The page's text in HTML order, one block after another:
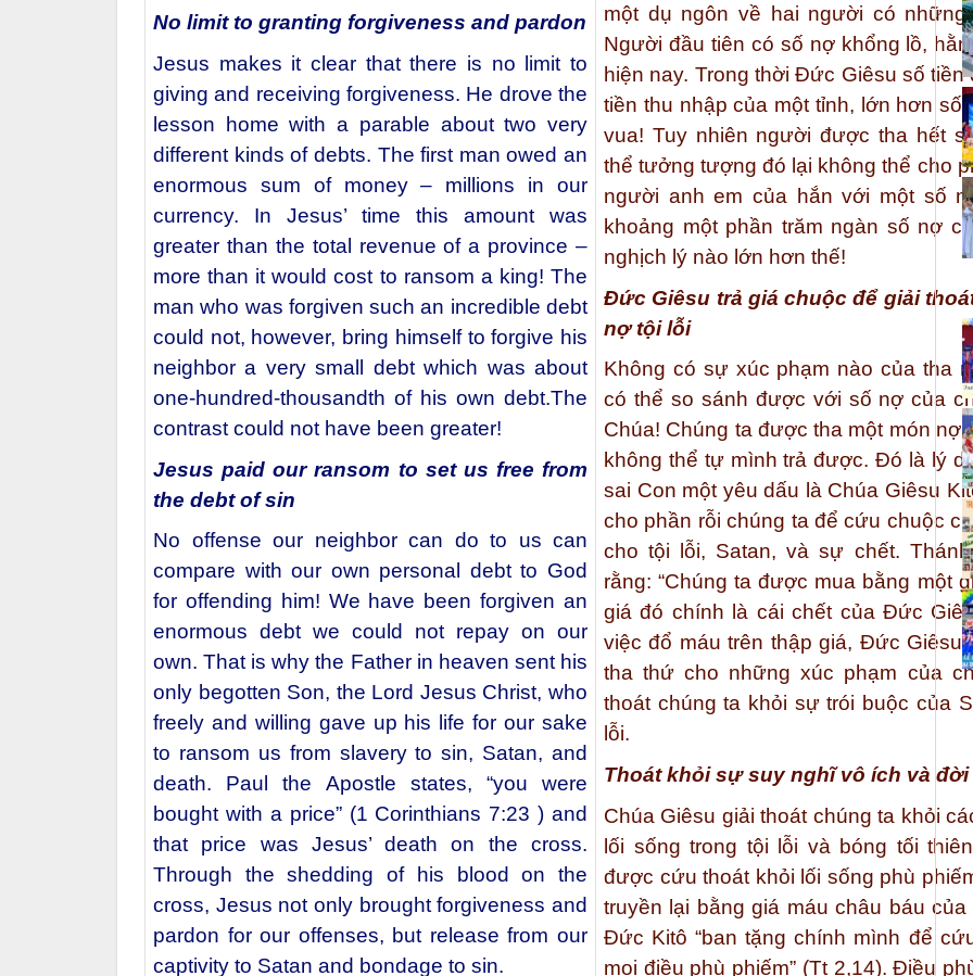
No limit to granting forgiveness and pardon
Jesus makes it clear that there is no limit to
giving and receiving forgiveness. He drove the
lesson home with a parable about two very
different kinds of debts. The first man owed an
enormous sum of money – millions in our
currency. In Jesus’ time this amount was
greater than the total revenue of a province –
more than it would cost to ransom a king! The
man who was forgiven such an incredible debt
could not, however, bring himself to forgive his
neighbor a very small debt which was about
one-hundred-thousandth of his own debt.The
contrast could not have been greater!
Jesus paid our ransom to set us free from
the debt of sin
No offense our neighbor can do to us can
compare with our own personal debt to God
for offending him! We have been forgiven an
enormous debt we could not repay on our
own. That is why the Father in heaven sent his
only begotten Son, the Lord Jesus Christ, who
freely and willing gave up his life for our sake
to ransom us from slavery to sin, Satan, and
death. Paul the Apostle states, “you were
bought with a price” (1 Corinthians 7:23 ) and
that price was Jesus’ death on the cross.
Through the shedding of his blood on the
cross, Jesus not only brought forgiveness and
pardon for our offenses, but release from our
captivity to Satan and bondage to sin.
một dụ ngôn về hai người có
Người đầu tiên có số nợ khổng lồ,
hiện nay. Trong thời Đức Giêsu số
tiền thu nhập của một tỉnh, lớn hơn số
vua! Tuy nhiên người được tha hết
thể tưởng tượng đó lại không thể cho
người anh em của hắn với một số
khoảng một phần trăm ngàn số nợ
nghịch lý nào lớn hơn thế!
Đức Giêsu trả giá chuộc để giải
nợ tội lỗi
Không có sự xúc phạm nào của tha
có thể so sánh được với số nợ của
Chúa! Chúng ta được tha một món nợ
không thể tự mình trả được. Đó là lý
sai Con một yêu dấu là Chúa Giêsu
cho phần rỗi chúng ta để cứu chuộc
cho tội lỗi, Satan, và sự chết.
rằng: “Chúng ta được mua bằng một
giá đó chính là cái chết của Đức
việc đổ máu trên thập giá, Đức Giêsu
tha thứ cho những xúc phạm của
thoát chúng ta khỏi sự trói buộc của
lỗi.
Thoát khỏi sự suy nghĩ vô ích và
Chúa Giêsu giải thoát chúng ta khỏi
lối sống trong tội lỗi và bóng tối
được cứu thoát khỏi lối sống phù
truyền lại bằng giá máu châu báu của
Đức Kitô “ban tặng chính mình để
mọi điều phù phiếm” (Tt 2,14). Điều